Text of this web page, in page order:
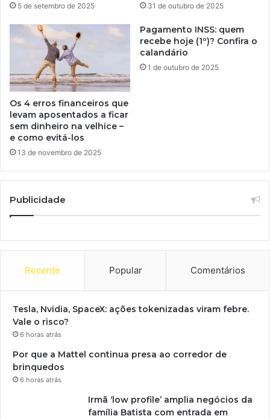
5 de setembro de 2025 31 de outubro de 2025
Os 4 erros financeiros que
levam aposentados a ficar
sem dinheiro na velhice –
e como evitá-los
13 de novembro de 2025
Pagamento INSS: quem
recebe hoje (1º)? Confira o
calandário
1 de outubro de 2025
Publicidade
Recente Popular Comentários
Tesla, Nvidia, SpaceX: ações tokenizadas viram febre.
Vale o risco?
6 horas atrás
Por que a Mattel continua presa ao corredor de
brinquedos
6 horas atrás
Irmã ‘low profile’ amplia negócios da
família Batista com entrada em